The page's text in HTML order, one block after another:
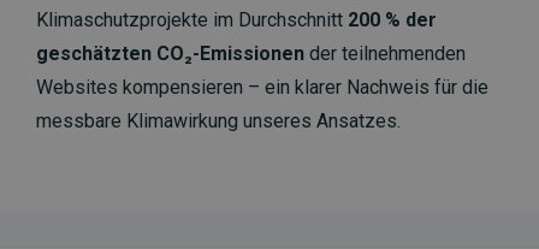
Klimaschutzprojekte im Durchschnitt 200 % der
geschätzten CO₂-Emissionen der teilnehmenden
Websites kompensieren – ein klarer Nachweis für die
messbare Klimawirkung unseres Ansatzes.